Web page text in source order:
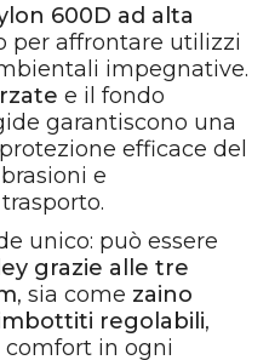
600D ad alta
per affrontare utilizzi
impegnative.
e il fondo
garantiscono una
efficace del
e
unico: può essere
grazie alle tre
, sia come zaino
regolabili,
comfort in ogni